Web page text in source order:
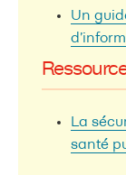
Un
La
santé